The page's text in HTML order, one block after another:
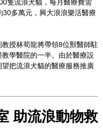
隻流浪犬貓，每月醫療費需
多萬元，興大浪浪樂活醫療
教授林荀龍將帶領8位獸醫師駐
學醫院的一半。由於醫療設
把流浪犬貓的醫療服務推廣
助流浪動物救